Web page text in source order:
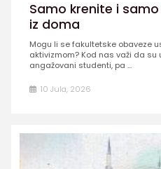
Samo krenite i
iz doma
Mogu li se fakultetske obaveze
aktivizmom? Kod nas važi da su
angažovani studenti, pa ...
10 Jula, 2026